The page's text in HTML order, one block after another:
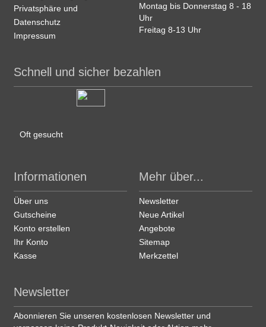
Privatsphäre und
Datenschutz
Impressum
Montag bis Donnerstag 8 - 18
Uhr
Freitag 8-13 Uhr
Schnell und sicher bezahlen
Oft gesucht
Informationen
Über uns
Gutscheine
Konto erstellen
Ihr Konto
Kasse
Mehr über...
Newsletter
Neue Artikel
Angebote
Sitemap
Merkzettel
Newsletter
Abonnieren Sie unseren kostenlosen Newsletter und